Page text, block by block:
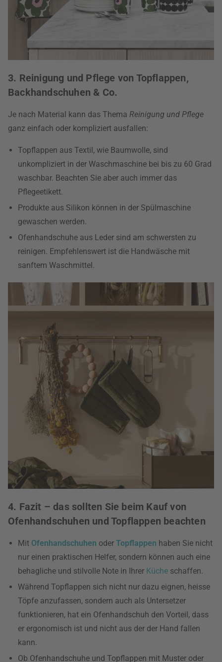
3. Reinigung und Pflege von Topflappen,
Backhandschuhen & Co.
Je nach Material kann das Thema Reinigung und Pflege
ganz einfach oder kompliziert ausfallen:
Topflappen aus Textil, wie Baumwolle, sind
unkompliziert in der Waschmaschine bei bis zu 60 Grad
waschbar. Beachten Sie aber auch immer das
Pflegeetikett.
Produkte aus Silikon können in der Spülmaschine
gewaschen werden.
Ofenhandschuhe aus Leder sind am schwersten zu
reinigen. Empfehlenswert ist die Handwäsche mit
sanftem Waschmittel.
4. Fazit – das sollten Sie beim Kauf von
Ofenhandschuhen und Topflappen beachten
Mit Ofenhandschuhen oder Topflappen haben Sie nicht
nur einen praktischen Helfer, sondern können auch eine
behagliche und stilvolle Note in Ihrer Küche schaffen.
Während Topflappen sich nicht nur dazu eignen, heisse
Töpfe anzufassen, sondern auch als Untersetzer
funktionieren, hat ein Ofenhandschuh den Vorteil, dass
er ergonomisch ist und nicht aus der der Hand fallen
kann.
Ob Ofenhandschuhe und Topflappen mit Muster oder